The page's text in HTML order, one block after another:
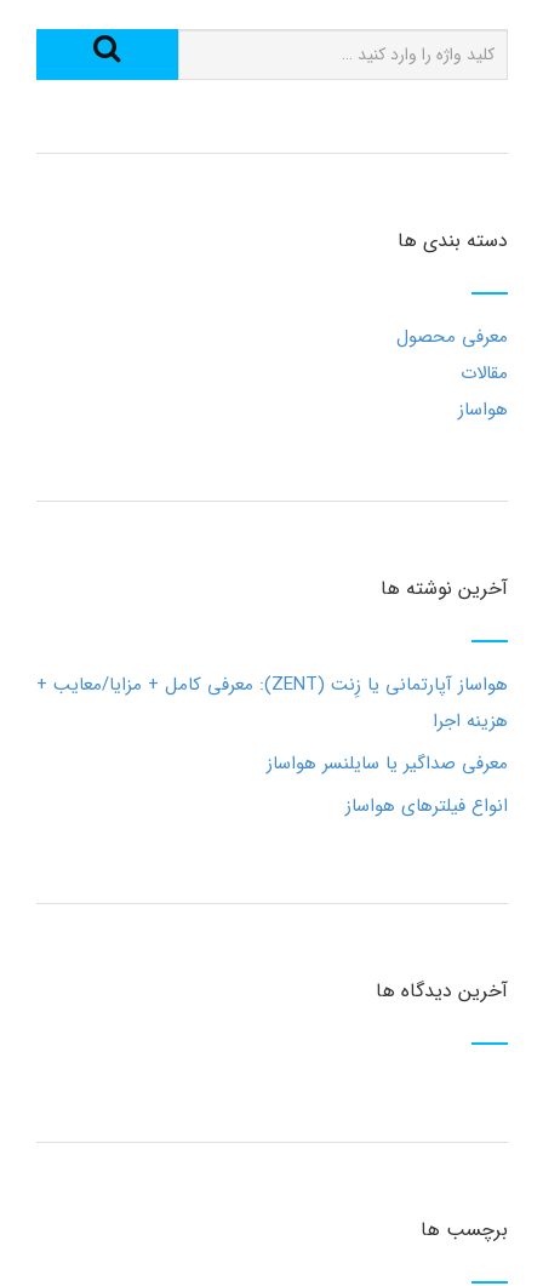
دسته بندی ها
معرفی محصول
مقالات
هواساز
آخرین نوشته ها
هواساز آپارتمانی یا زِنت (ZENT): معرفی کامل + مزایا/معایب +
هزینه اجرا
معرفی صداگیر یا سایلنسر هواساز
انواع فیلترهای هواساز
آخرین دیدگاه ها
برچسب ها